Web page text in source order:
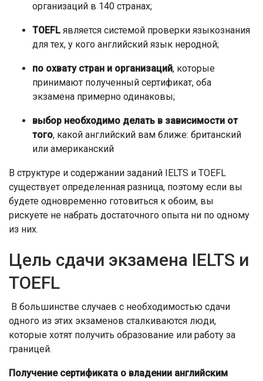
организаций в 140 странах;
TOEFL является системой проверки языкознания
для тех, у кого английский язык неродной;
по охвату стран и организаций, которые
принимают полученный сертификат, оба
экзамена примерно одинаковы;
выбор необходимо делать в зависимости от
того, какой английский вам ближе: британский
или американский
В структуре и содержании заданий IELTS и TOEFL
существует определенная разница, поэтому если вы
будете одновременно готовиться к обоим, вы
рискуете не набрать достаточного опыта ни по одному
из них.
Цель сдачи экзамена IELTS и
TOEFL
В большинстве случаев с необходимостью сдачи
одного из этих экзаменов сталкиваются люди,
которые хотят получить образование или работу за
границей.
Получение сертификата о владении английским